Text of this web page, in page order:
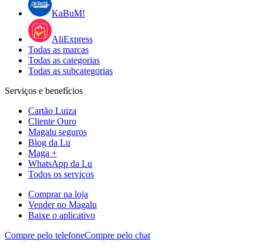
KaBuM!
AliExpress
Todas as marcas
Todas as categorias
Todas as subcategorias
Serviços e benefícios
Cartão Luiza
Cliente Ouro
Magalu seguros
Blog da Lu
Maga +
WhatsApp da Lu
Todos os serviços
Comprar na loja
Vender no Magalu
Baixe o aplicativo
Compre pelo telefoneCompre pelo chat